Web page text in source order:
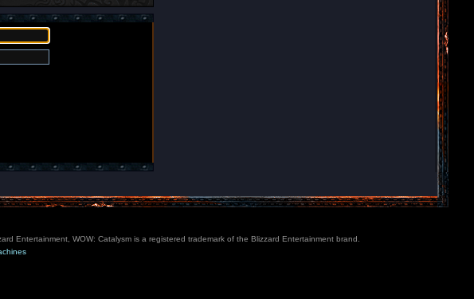
Entertainment, WOW: Catalysm is a registered trademark of the Blizzard Entertainment brand.